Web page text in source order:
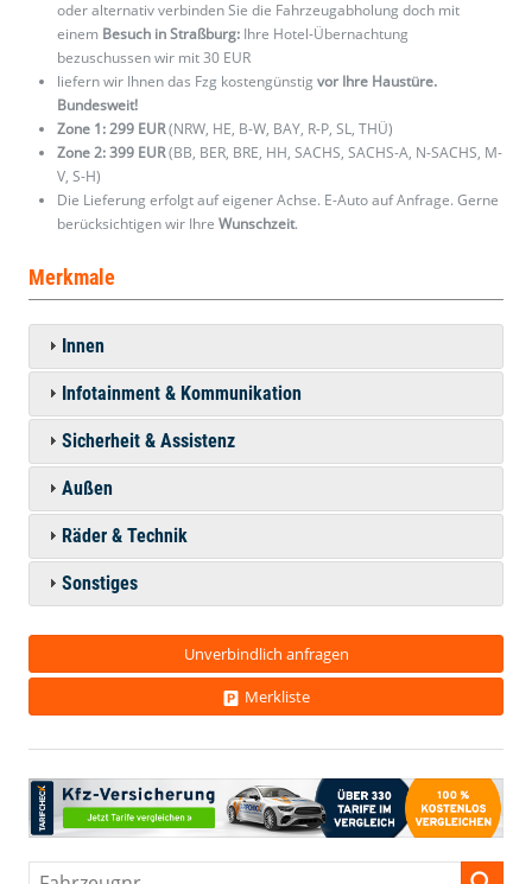
oder alternativ verbinden Sie die Fahrzeugabholung doch mit
einem Besuch in Straßburg: Ihre Hotel-Übernachtung
bezuschussen wir mit 30 EUR
liefern wir Ihnen das Fzg kostengünstig vor Ihre Haustüre.
Bundesweit!
Zone 1: 299 EUR(NRW, HE, B-W, BAY, R-P, SL, THÜ)
Zone 2: 399 EUR(BB, BER, BRE, HH, SACHS, SACHS-A, N-SACHS, M-
V, S-H)
Die Lieferung erfolgt auf eigener Achse. E-Auto auf Anfrage. Gerne
berücksichtigen wir Ihre Wunschzeit.
Merkmale
Innen
Infotainment & Kommunikation
Sicherheit & Assistenz
Außen
Räder & Technik
Sonstiges
Unverbindlich anfragen
Merkliste
Fahrzeugnr.